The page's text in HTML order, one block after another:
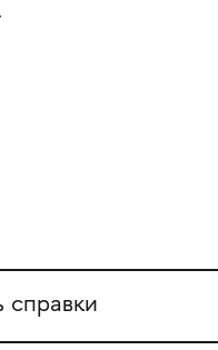
справки